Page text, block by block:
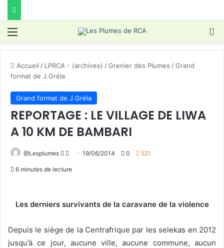
Menu
Accueil / LPRCA - (archives) /Grenier des Plumes /Grand
format de J.Gréla
Grand format de J.Gréla
REPORTAGE : LE VILLAGE DE LIWA
A 10 KM DE BAMBARI
@Lesplumes
Follow
Envoyer19/06/2014 0 521
6 minutes de lecture
Les derniers survivants de la caravane de la violence
Depuis le siège de la Centrafrique par les selekas en 2012
jusqu’à ce jour, aucune ville, aucune commune, aucun